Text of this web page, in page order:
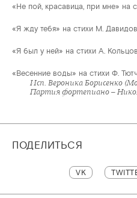
«Не пой, красавица, при мне» на
«Я жду тебя» на стихи М.
«Я был у ней» на стихи А.
«Весенние воды» на стихи Ф.
Исп. Вероника Борисенко
Партия фортепиано –
ПОДЕЛИТЬСЯ
VK